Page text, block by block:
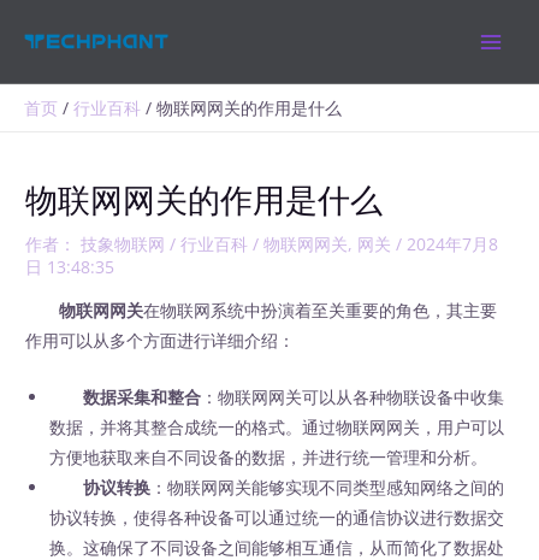
首页 行业百科 物联网网关的作用是什么
物联网网关的作用是什么
作者： 技象物联网/行业百科 /物联网网关, 网关 /2024年7月8
日 13:48:35
物联网网关在物联网系统中扮演着至关重要的角色，其主要
作用可以从多个方面进行详细介绍：
数据采集和整合 ：物联网网关可以从各种物联设备中收集
数据，并将其整合成统一的格式。通过物联网网关，用户可以
方便地获取来自不同设备的数据，并进行统一管理和分析。
协议转换 ：物联网网关能够实现不同类型感知网络之间的
协议转换，使得各种设备可以通过统一的通信协议进行数据交
换。这确保了不同设备之间能够相互通信，从而简化了数据处